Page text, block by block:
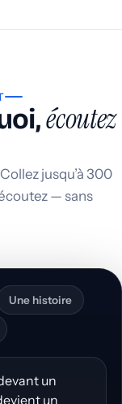
écoutez
jusqu’à 300
— sans
Une histoire